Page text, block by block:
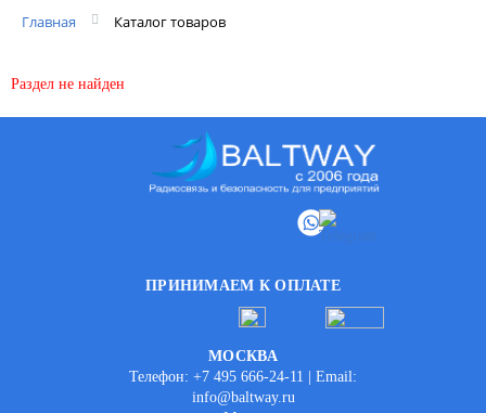
Главная Каталог товаров
Раздел не найден
ПРИНИМАЕМ К ОПЛАТЕ
МОСКВА
Телефон: +7 495 666-24-11 | Email:
info@baltway.ru